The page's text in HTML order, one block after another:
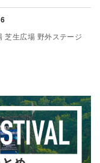
芝生広場 野外ステージ